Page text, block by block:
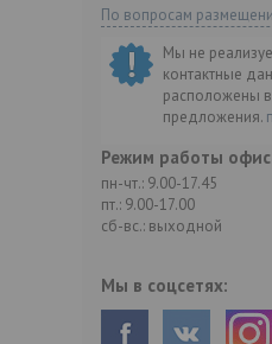
По вопросам
Мы не
контактные
расположены
предложения.
Режим работы
пн-чт.: 9.00-17.45
пт.: 9.00-17.00
сб-вс.: выходной
Мы в соцсетях: